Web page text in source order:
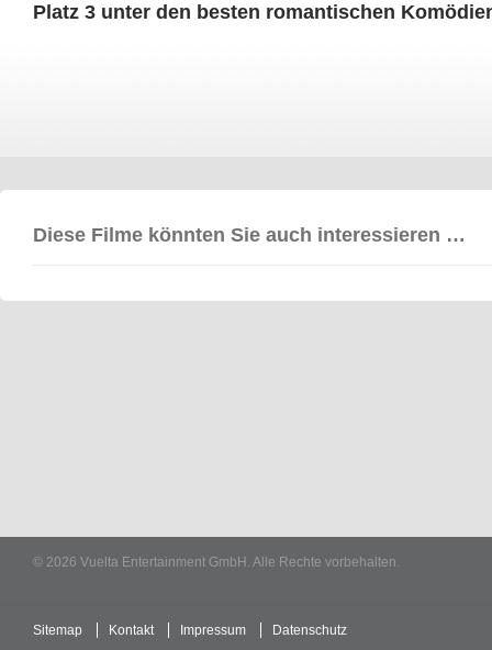
Platz 3 unter den besten romantischen
Diese Filme könnten Sie auch interessieren …
© 2026 Vuelta Entertainment GmbH. Alle Rechte vorbehalten.
Sitemap Kontakt Impressum Datenschutz